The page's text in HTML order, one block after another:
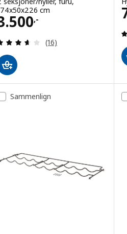
cm
,-
3500,-
Gjennomgang: 3.6
(16)
Sammenlign